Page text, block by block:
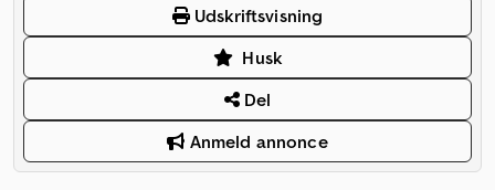
Udskriftsvisning
Husk
Del
Anmeld annonce